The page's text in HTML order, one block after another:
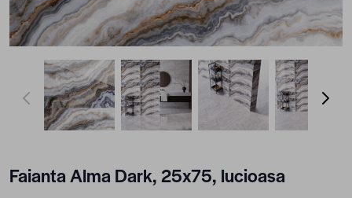
View larger imageView larger imageView larger image
Faianta Alma Dark, 25x75, lucioasa